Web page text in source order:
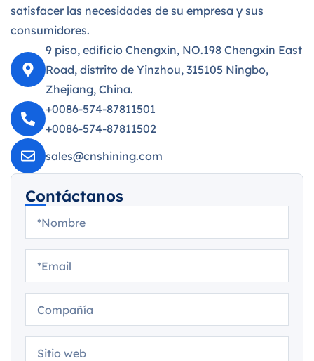
satisfacer las necesidades de su empresa y sus
consumidores.
9 piso, edificio Chengxin, NO.198 Chengxin East
Road, distrito de Yinzhou, 315105 Ningbo,
Zhejiang, China.
+0086-574-87811501
+0086-574-87811502
sales@cnshining.com
Contáctanos